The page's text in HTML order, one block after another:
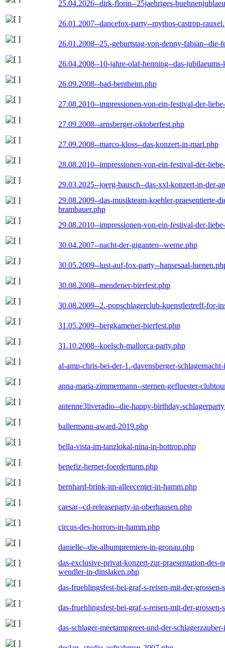
25.04.2026--dirk-florin--25jaehriges-
26.01.2007--dancefox-party--mythos-castrop-
26.01.2008--25.-geburtstag-von-denny-fabian--die-
26.04.2008--10-jahre-olaf-henning--das-
26.09.2008--bad-bentheim.php
27.08.2010--impressionen-von-ein-festival-der-
27.09.2008--arnsberger-oktoberfest.php
27.09.2008--marco-kloss--das-konzert-in-marl.php
28.08.2010--impressionen-von-ein-festival-der-
29.03.2025--joerg-bausch--das-xxl-konzert-in-der-
29.08.2009--das-musikteam-koehler-praesentierte-
brambauer.php
29.08.2010--impressionen-von-ein-festival-der-
30.04.2007--nacht-der-giganten--werne.php
30.05.2009--lust-auf-fox-party--hansesaal-
30.08.2008--mendener-bierfest.php
30.08.2009--2.-popschlagerclub-kuenstlertreff-for-
31.05.2009--bergkamener-bierfest.php
31.10.2008--koelsch-mallorca-party.php
al-amp-chris-bei-der-1.-davensberger-
anna-maria-zimmermann--sternen-gefluester-
antenne3liveradio--die-happy-birthday-
ballermann-award-2019.php
bella-vista-im-tanzlokal-nina-in-bottrop.php
benefiz-herner-foerderturm.php
bernhard-brink-im-alleecenter-in-hamm.php
caesar--cd-releaseparty-in-oberhausen.php
circus-des-horrors-in-hamm.php
danielle--die-albumpremiere-in-gronau.php
das-exclusive-privat-konzert-zur-praesentation-
wendler-in-dinslaken.php
das-fruehlingsfest-bei-graf-s-reisen-mit-der-
das-fruehlingsfest-bei-graf-s-reisen-mit-der-
das-schlager-meetampgreet-und-der-